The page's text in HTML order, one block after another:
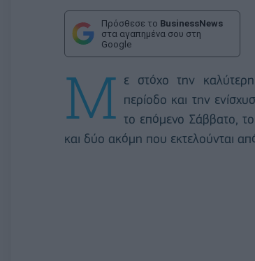
Πρόσθεσε το BusinessNews
στα αγαπημένα σου στη
Google
Μ ε στόχο την
περίοδο και την
το επόμενο Σάββατο,
και δύο ακόμη που εκτελούνται